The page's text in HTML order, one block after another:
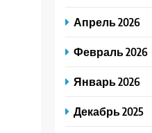
Апрель 2026
Февраль 2026
Январь 2026
Декабрь 2025